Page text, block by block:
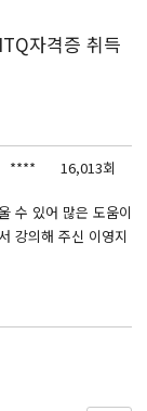
자격증 취득
**** 16,013회
수 있어 많은 도움이
강의해 주신 이영지
실무자 양성과정